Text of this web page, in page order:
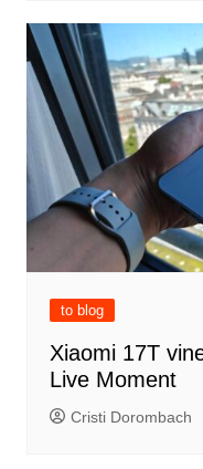
to blog
Xiaomi 17T
Live Moment
Cristi Dorombach